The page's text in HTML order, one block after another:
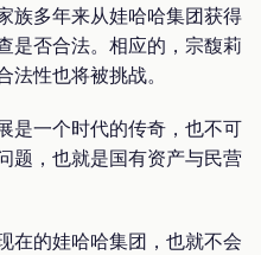
族多年来从娃哈哈集团获得
是否合法。相应的，宗馥莉
性也将被挑战。
是一个时代的传奇，也不可
题，也就是国有资产与民营
在的娃哈哈集团，也就不会